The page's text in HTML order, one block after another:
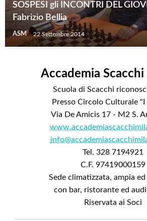
SOSPESI gli INCONTRI DEL
Fabrizio Bellia
ASM 22 Settembre 2014
Accademia
Scuola di Scacchi
Presso Circolo Culturale "I
Via De Amicis 17 - M2 S.
Tel. 328 7194921
C.F. 97419000159
Sede climatizzata, ampia
con bar, ristorante ed
Riservata ai Soci